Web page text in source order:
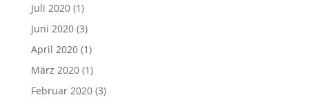
Juli 2020(1)
Juni 2020(3)
April 2020(1)
März 2020(1)
Februar 2020(3)